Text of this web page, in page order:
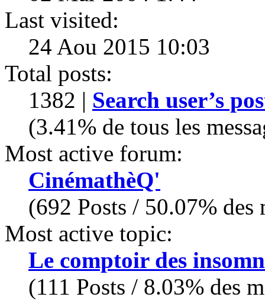
Last visited:
24 Aou 2015 10:03
Total posts:
1382 | Search user’s
(3.41% de tous les
Most active forum:
CinémathèQ'
(692 Posts / 50.07% des
Most active topic:
Le comptoir des
(111 Posts / 8.03% des